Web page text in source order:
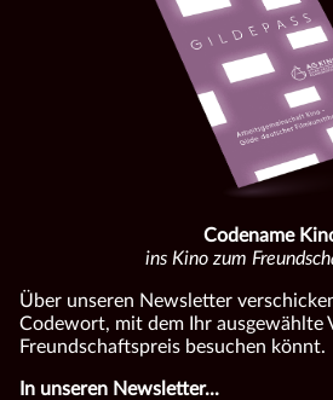
Codename
ins Kino zum
Über unseren Newsletter
Codewort, mit dem Ihr ausgewählte
Freundschaftspreis besuchen könnt.
In unseren Newsletter...